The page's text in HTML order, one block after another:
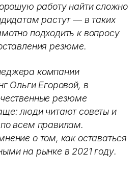
работу найти сложно
растут — в таких
подходить к вопросу
резюме.
компании
Ольги Егоровой, в
резюме
люди читают советы и
всем правилам.
о том, как оставаться
на рынке в 2021 году.